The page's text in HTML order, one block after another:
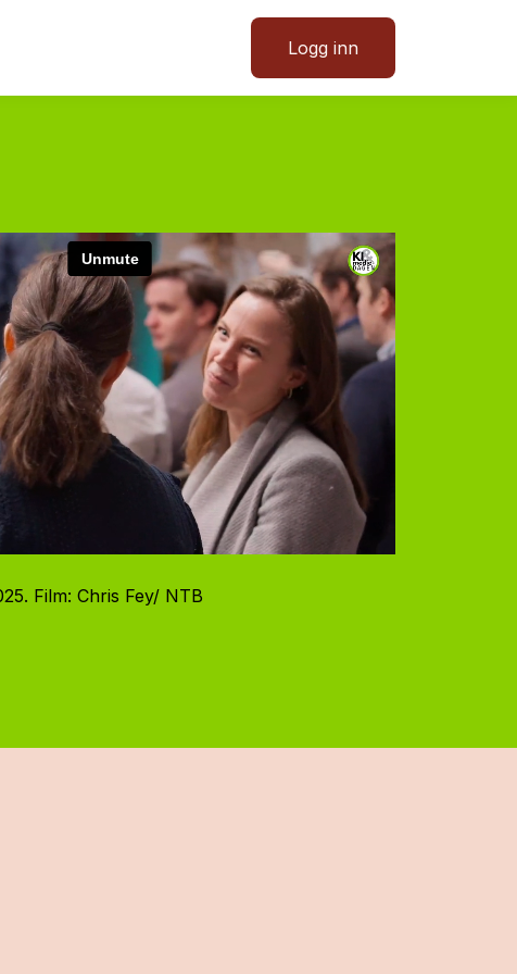
Logg inn
Film: Chris Fey/ NTB